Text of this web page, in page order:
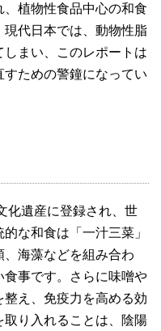
植物性食品中心の和食
現代日本では、動物性脂
まい、このレポートは
ための警鐘になってい
化遺産に登録され、世
な和食は「一汁三菜」
海藻などを組み合わ
事です。さらに味噌や
え、免疫力を高める効
り入れることは、陰陽